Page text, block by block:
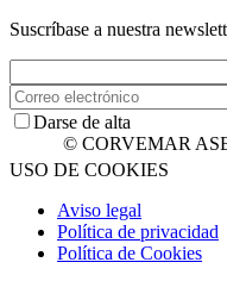
Suscríbase a nuestra
Darse de alta
© CORVEMAR
USO DE COOKIES
Aviso legal
Política de privacidad
Política de Cookies